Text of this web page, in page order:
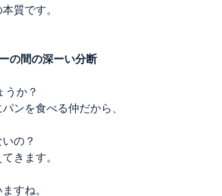
質です。
の間の深ーい分断
うか？
ンを食べる仲だから、
いの？
きます。
すね。